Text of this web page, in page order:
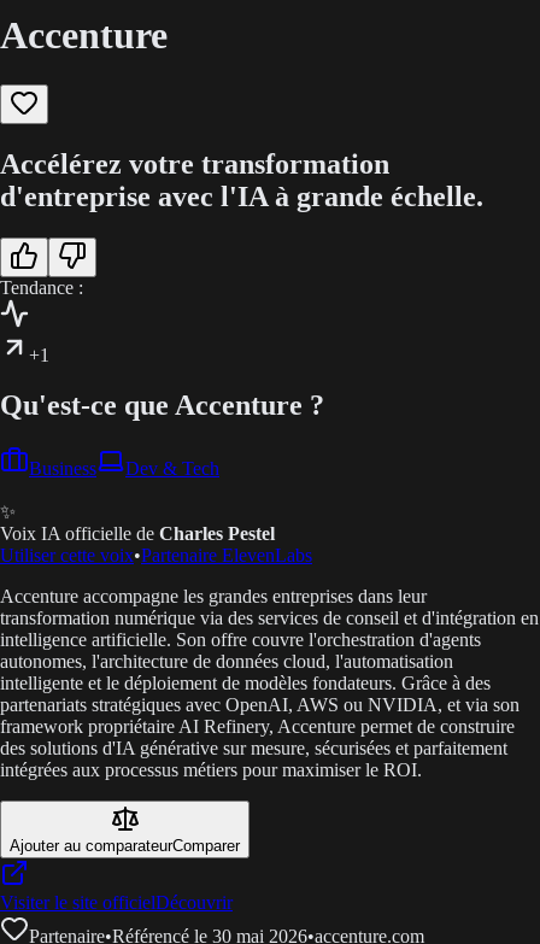
Accenture
Accélérez votre transformation
d'entreprise avec l'IA à grande échelle.
Tendance :
+1
Qu'est-ce que Accenture ?
Business Dev & Tech
✨
Voix IA officielle de Charles Pestel
Utiliser cette voix•Partenaire ElevenLabs
Accenture accompagne les grandes entreprises dans leur
transformation numérique via des services de conseil et d'intégration en
intelligence artificielle. Son offre couvre l'orchestration d'agents
autonomes, l'architecture de données cloud, l'automatisation
intelligente et le déploiement de modèles fondateurs. Grâce à des
partenariats stratégiques avec OpenAI, AWS ou NVIDIA, et via son
framework propriétaire AI Refinery, Accenture permet de construire
des solutions d'IA générative sur mesure, sécurisées et parfaitement
intégrées aux processus métiers pour maximiser le ROI.
Ajouter au comparateurComparer
Visiter le site officielDécouvrir
Partenaire•Référencé le 30 mai 2026•accenture.com